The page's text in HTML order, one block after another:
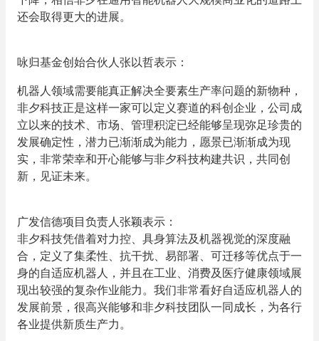
还会取得更大的进展。
咏归基金创始合伙人张以哲表示：
机器人领域需要能真正解决全要素生产率问题的新物种，
非夕科技正是这样一家可以定义赛道的科创企业，公司成
立以来的技术、市场、管理积淀已经能够呈现弥足珍贵的
发展确定性，潜力已渐渐成为能力，愿景已渐渐成为现
实，非常荣幸和开心能够与非夕科技构建共识，共同创
新，见证未来。
广发信德项目负责人张颖表示：
非夕科技凭借着对力控、具身算法及机器视觉的深度融
合，定义了集柔性、抗干扰、易部署、可迁移等优点于一
身的自适应机器人，并且在工业、消费及医疗健康领域展
现出较强的复杂作业能力。我们非常看好自适应机器人的
发展前景，很高兴能够和非夕科技团队一同成长，为各行
各业提供新质生产力。